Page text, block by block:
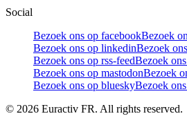
Social
Bezoek ons op facebookBezoek
Bezoek ons op linkedinBezoek
Bezoek ons op rss-feedBezoek
Bezoek ons op mastodonBezoek
Bezoek ons op blueskyBezoek
© 2026 Euractiv FR. All rights reserved.